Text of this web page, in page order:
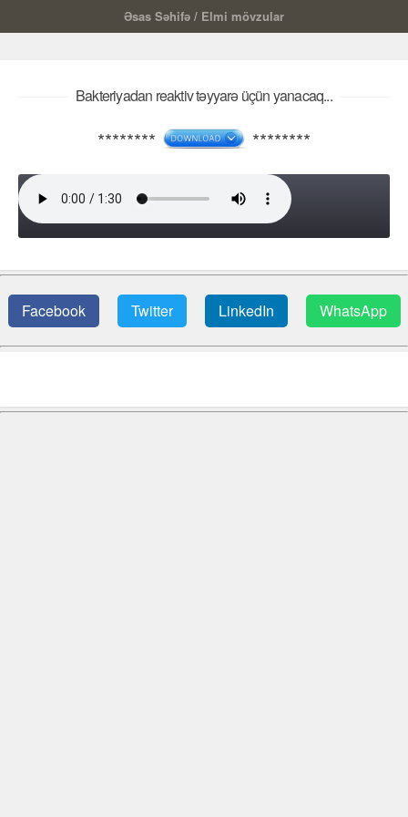
Əsas Səhifə / Elmi mövzular
Bakteriyadan reaktiv təyyarə üçün yanacaq...
******** ********
Bakteriyadan reaktiv təyyarə üçün yanacaq
Facebook Twitter LinkedIn WhatsApp